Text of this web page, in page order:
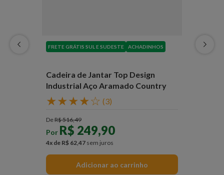
FRETE GRÁTIS SUL E SUDESTE ACHADINHOS
Cadeira de Jantar Top Design
Industrial Aço Aramado Country
★★★★☆ (3)
DeR$516,49
Por R$ 249,90
4x de R$ 62,47 sem juros
Adicionar ao carrinho